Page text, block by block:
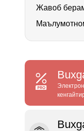
Жавоб